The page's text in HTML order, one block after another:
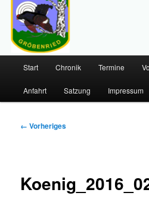
Zum
primären
Start Chronik Termine
Anfahrt Satzung Impressum
Bilder-
← Vorheriges